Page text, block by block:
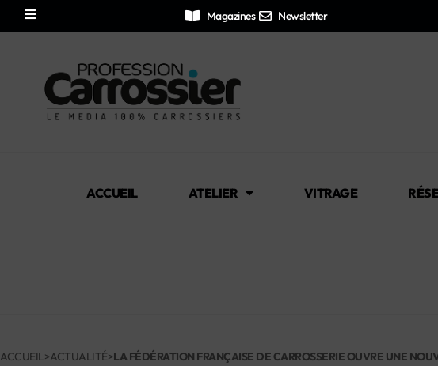
Magazines Newsletter
ACCUEIL ATELIER VITRAGE
ACCUEIL >ACTUALITÉ>LA FÉDÉRATION FRANÇAISE DE CARROSSERIE OUVRE UNE